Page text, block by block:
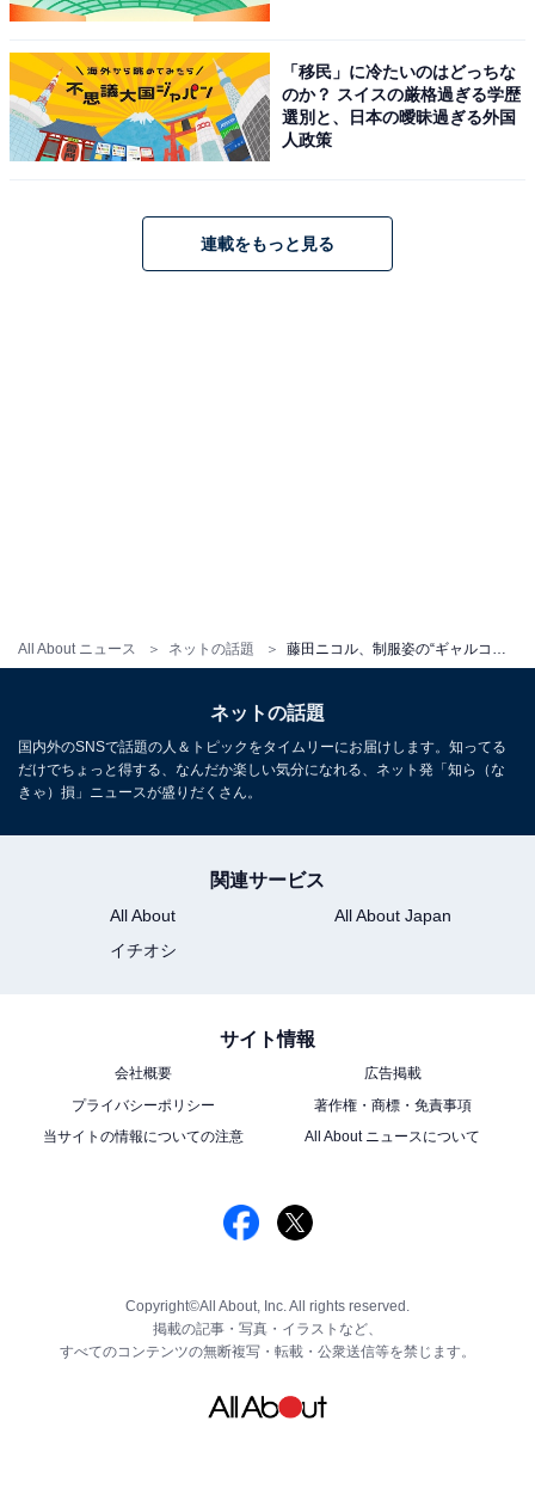
All About ニュース ネットの話題 藤田ニコル、制服姿の“ギャルコスプレ”披露に「デコり具合が懐かしい」「まだ制服いけるの強すぎる」の声
「移民」に冷たいのはどっちな
のか？ スイスの厳格過ぎる学歴
選別と、日本の曖昧過ぎる外国
人政策
連載をもっと見る
ネットの話題
国内外のSNSで話題の人＆トピックをタイムリーにお届けします。知ってる
だけでちょっと得する、なんだか楽しい気分になれる、ネット発「知ら（な
きゃ）損」ニュースが盛りだくさん。
関連サービス
All About
All About Japan
イチオシ
サイト情報
会社概要
広告掲載
プライバシーポリシー
著作権・商標・免責事項
当サイトの情報についての注意
All About ニュースについて
Copyright©All About, Inc. All rights reserved.
掲載の記事・写真・イラストなど、
すべてのコンテンツの無断複写・転載・公衆送信等を禁じます。